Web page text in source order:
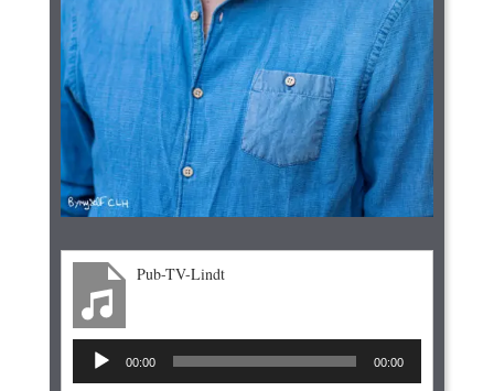
Pub-TV-Lindt
Lecteur
audio
00:00 00:00